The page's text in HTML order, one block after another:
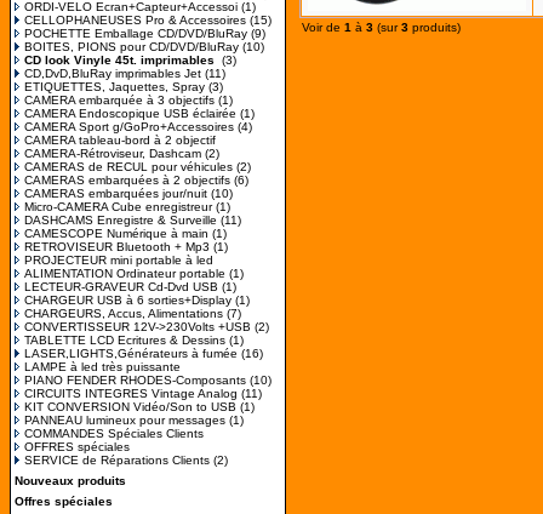
ORDI-VELO Ecran+Capteur+Accessoi (1)
CELLOPHANEUSES Pro & Accessoires (15)
POCHETTE Emballage CD/DVD/BluRay (9)
BOITES, PIONS pour CD/DVD/BluRay (10)
CD look Vinyle 45t. imprimables
(3)
CD,DvD,BluRay imprimables Jet (11)
ETIQUETTES, Jaquettes, Spray (3)
CAMERA embarquée à 3 objectifs (1)
CAMERA Endoscopique USB éclairée (1)
CAMERA Sport g/GoPro+Accessoires (4)
CAMERA tableau-bord à 2 objectif
CAMERA-Rétroviseur, Dashcam (2)
CAMERAS de RECUL pour véhicules (2)
CAMERAS embarquées à 2 objectifs (6)
CAMERAS embarquées jour/nuit (10)
Micro-CAMERA Cube enregistreur(1)
DASHCAMS Enregistre & Surveille (11)
CAMESCOPE Numérique à main (1)
RETROVISEUR Bluetooth + Mp3 (1)
PROJECTEUR mini portable à led
ALIMENTATION Ordinateur portable (1)
LECTEUR-GRAVEUR Cd-Dvd USB (1)
CHARGEUR USB à 6 sorties+Display (1)
CHARGEURS, Accus, Alimentations (7)
CONVERTISSEUR 12V->230Volts +USB (2)
TABLETTE LCD Ecritures & Dessins (1)
LASER,LIGHTS,Générateurs à fumée (16)
LAMPE à led très puissante
PIANO FENDER RHODES-Composants (10)
CIRCUITS INTEGRES Vintage Analog (11)
KIT CONVERSION Vidéo/Son to USB (1)
PANNEAU lumineux pour messages (1)
COMMANDES Spéciales Clients
OFFRES spéciales
SERVICE de Réparations Clients (2)
Nouveaux produits
Offres spéciales
Voir de 1 à 3 (sur3 produits)